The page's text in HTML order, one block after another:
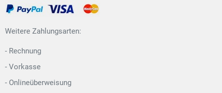
Weitere Zahlungsarten:
- Rechnung
- Vorkasse
- Onlineüberweisung